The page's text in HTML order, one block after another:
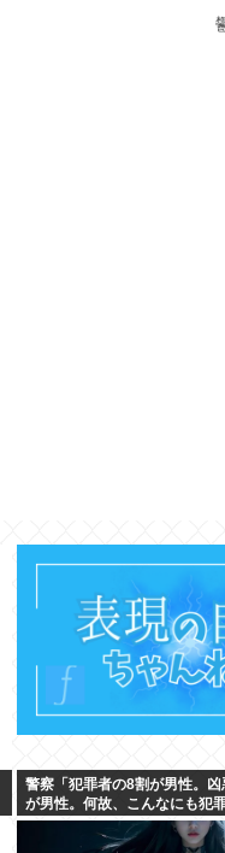
警察「犯罪者の8割が男性。
が男性。何故、こんなにも犯
か」